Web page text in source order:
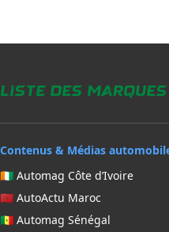
Liste des
Contenus & Médias
🇨🇮 Automag Côte d’Ivoire
🇲🇦 AutoActu Maroc
🇸🇳 Automag Sénégal